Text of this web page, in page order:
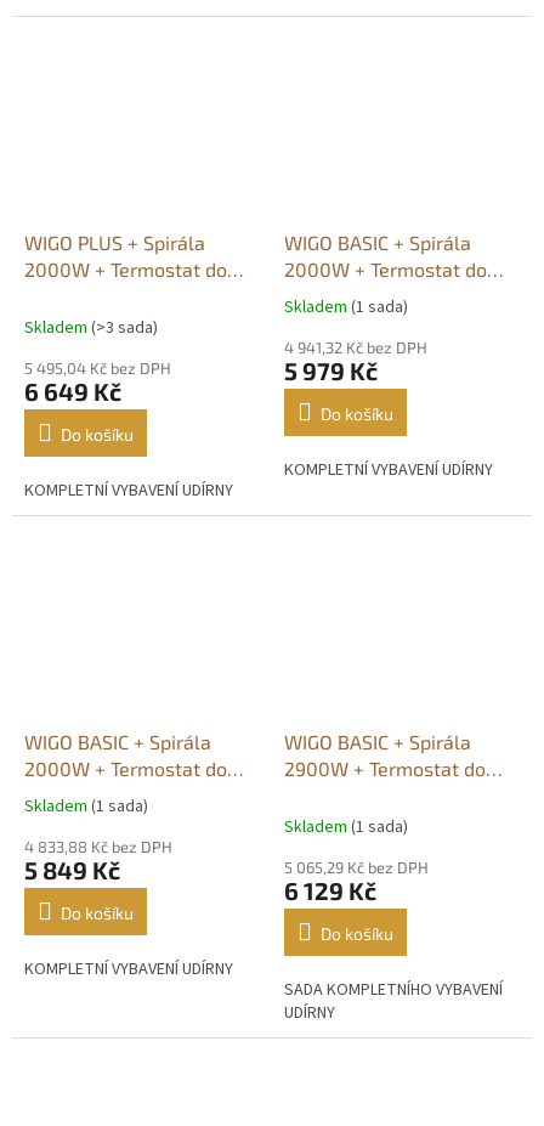
WIGO PLUS + Spirála
2000W + Termostat do
Skladem (>3 sada)
5 495,04 Kč bez DPH
6 649 Kč
Do košíku
KOMPLETNÍ VYBAVENÍ UDÍRNY
WIGO BASIC + Spirála
2000W + Termostat do
4500W
Průměrné
produktu
je
5,0
hvězdiček.
Skladem (1 sada)
4 941,32 Kč bez DPH
5 979 Kč
Do košíku
KOMPLETNÍ VYBAVENÍ UDÍRNY
WIGO BASIC + Spirála
2000W + Termostat do
2200W
Průměrné
produktu
je
5,0
hvězdiček.
Skladem (1 sada)
4 833,88 Kč bez DPH
5 849 Kč
Do košíku
KOMPLETNÍ VYBAVENÍ UDÍRNY
WIGO BASIC + Spirála
2900W + Termostat do
Skladem (1 sada)
5 065,29 Kč bez DPH
6 129 Kč
Do košíku
SADA KOMPLETNÍHO VYBAVENÍ
UDÍRNY